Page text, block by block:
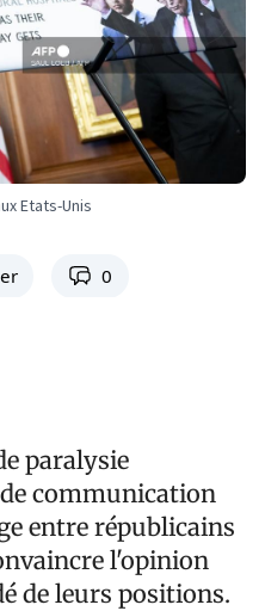
Etats-Unis
0
paralysie
communication
entre républicains
l'opinion
de leurs positions.